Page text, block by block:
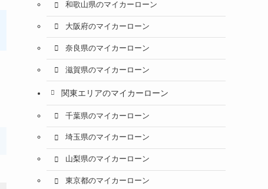
和歌山県のマイカーローン
大阪府のマイカーローン
奈良県のマイカーローン
滋賀県のマイカーローン
関東エリアのマイカーローン
千葉県のマイカーローン
埼玉県のマイカーローン
山梨県のマイカーローン
東京都のマイカーローン